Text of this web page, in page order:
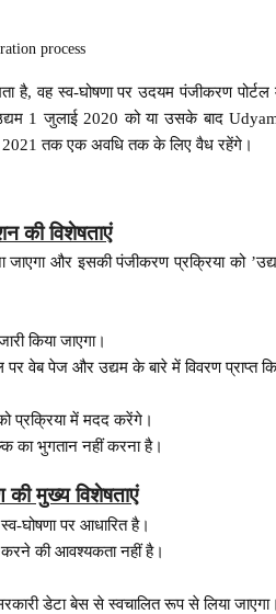
process
है, वह स्व-घोषणा पर उदयम पंजीकरण
1 जुलाई 2020 को या उसके बाद
तक एक अवधि तक के लिए वैध रहेंगे।
की विशेषताएं
जाएगा और इसकी पंजीकरण प्रक्रिया को
किया जाएगा।
वेब पेज और उद्यम के बारे में विवरण प्राप्त
प्रक्रिया में मदद करेंगे।
का भुगतान नहीं करना है।
मुख्य विशेषताएं
घोषणा पर आधारित है।
की आवश्यकता नहीं है।
डेटा बेस से स्वचालित रूप से लिया जाएगा।